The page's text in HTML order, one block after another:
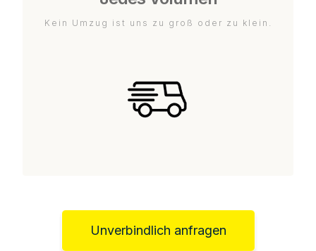
Kein Umzug ist uns zu groß oder zu klein.
Unverbindlich anfragen